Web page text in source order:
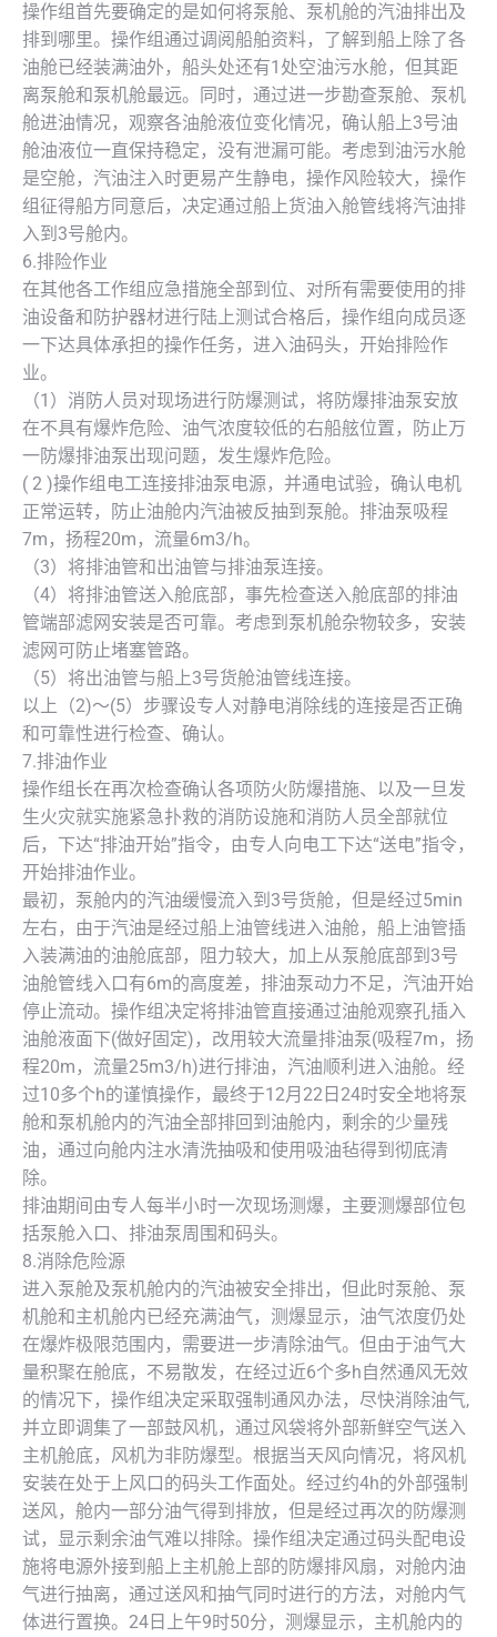
操作组首先要确定的是如何将泵舱、泵机舱的汽油排出及
排到哪里。操作组通过调阅船舶资料，了解到船上除了各
油舱已经装满油外，船头处还有1处空油污水舱，但其距
离泵舱和泵机舱最远。同时，通过进一步勘查泵舱、泵机
舱进油情况，观察各油舱液位变化情况，确认船上3号油
舱油液位一直保持稳定，没有泄漏可能。考虑到油污水舱
是空舱，汽油注入时更易产生静电，操作风险较大，操作
组征得船方同意后，决定通过船上货油入舱管线将汽油排
入到3号舱内。
6.排险作业
在其他各工作组应急措施全部到位、对所有需要使用的排
油设备和防护器材进行陆上测试合格后，操作组向成员逐
一下达具体承担的操作任务，进入油码头，开始排险作
业。
（1）消防人员对现场进行防爆测试，将防爆排油泵安放
在不具有爆炸危险、油气浓度较低的右船舷位置，防止万
一防爆排油泵出现问题，发生爆炸危险。
( 2 )操作组电工连接排油泵电源，并通电试验，确认电机
正常运转，防止油舱内汽油被反抽到泵舱。排油泵吸程
7m，扬程20m，流量6m3/h。
（3）将排油管和出油管与排油泵连接。
（4）将排油管送入舱底部，事先检查送入舱底部的排油
管端部滤网安装是否可靠。考虑到泵机舱杂物较多，安装
滤网可防止堵塞管路。
（5）将出油管与船上3号货舱油管线连接。
以上（2)～(5）步骤设专人对静电消除线的连接是否正确
和可靠性进行检查、确认。
7.排油作业
操作组长在再次检查确认各项防火防爆措施、以及一旦发
生火灾就实施紧急扑救的消防设施和消防人员全部就位
后，下达“排油开始”指令，由专人向电工下达“送电”指令，
开始排油作业。
最初，泵舱内的汽油缓慢流入到3号货舱，但是经过5min
左右，由于汽油是经过船上油管线进入油舱，船上油管插
入装满油的油舱底部，阻力较大，加上从泵舱底部到3号
油舱管线入口有6m的高度差，排油泵动力不足，汽油开始
停止流动。操作组决定将排油管直接通过油舱观察孔插入
油舱液面下(做好固定)，改用较大流量排油泵(吸程7m，扬
程20m，流量25m3/h)进行排油，汽油顺利进入油舱。经
过10多个h的谨慎操作，最终于12月22日24时安全地将泵
舱和泵机舱内的汽油全部排回到油舱内，剩余的少量残
油，通过向舱内注水清洗抽吸和使用吸油毡得到彻底清
除。
排油期间由专人每半小时一次现场测爆，主要测爆部位包
括泵舱入口、排油泵周围和码头。
8.消除危险源
进入泵舱及泵机舱内的汽油被安全排出，但此时泵舱、泵
机舱和主机舱内已经充满油气，测爆显示，油气浓度仍处
在爆炸极限范围内，需要进一步清除油气。但由于油气大
量积聚在舱底，不易散发，在经过近6个多h自然通风无效
的情况下，操作组决定采取强制通风办法，尽快消除油气,
并立即调集了一部鼓风机，通过风袋将外部新鲜空气送入
主机舱底，风机为非防爆型。根据当天风向情况，将风机
安装在处于上风口的码头工作面处。经过约4h的外部强制
送风，舱内一部分油气得到排放，但是经过再次的防爆测
试，显示剩余油气难以排除。操作组决定通过码头配电设
施将电源外接到船上主机舱上部的防爆排风扇，对舱内油
气进行抽离，通过送风和抽气同时进行的方法，对舱内气
体进行置换。24日上午9时50分，测爆显示，主机舱内的